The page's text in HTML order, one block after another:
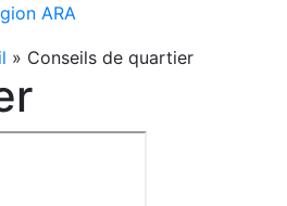
ARA
» Conseils de quartier